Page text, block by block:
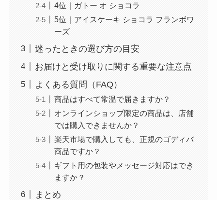
4位｜ガトー オ ショコラ
5位｜アイスケーキ ショコラ フランボワ
ーズ
迷ったときの選び方の目安
お届けと受け取りに関する重要な注意点
よくある質問（FAQ）
商品はすべて常温で届きますか？
オンラインショップ限定の商品は、店舗
では購入できませんか？
楽天市場で購入しても、正規のゴディバ
商品ですか？
ギフト用の包装やメッセージ対応はでき
ますか？
まとめ